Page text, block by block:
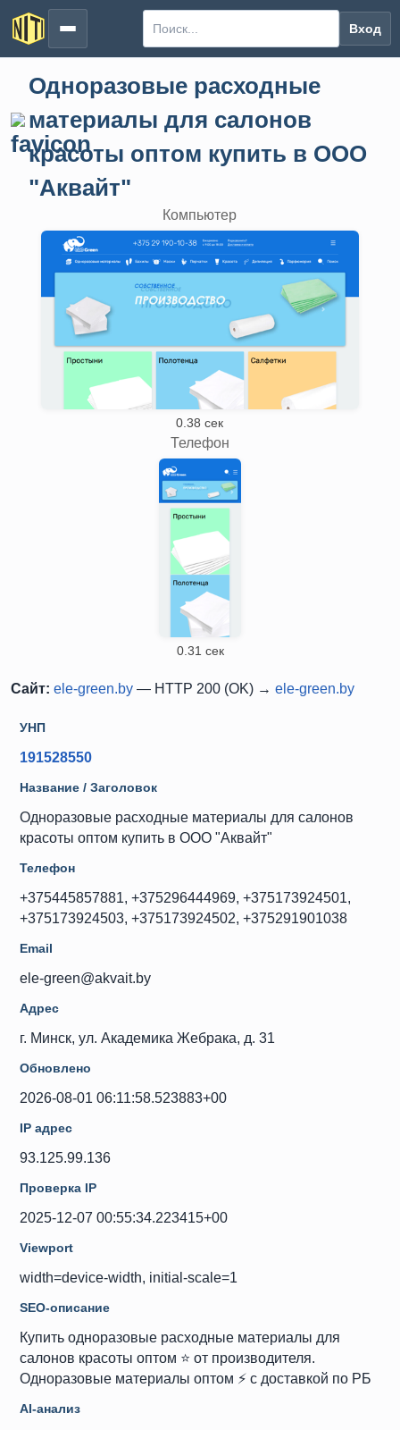
Вход
Одноразовые расходные
материалы для салонов
красоты оптом купить в ООО
"Аквайт"
Компьютер
0.38 сек
Телефон
0.31 сек
Сайт: ele-green.by — HTTP 200 (OK) → ele-green.by
УНП
191528550
Название / Заголовок
Одноразовые расходные материалы для салонов
красоты оптом купить в ООО "Аквайт"
Телефон
+375445857881, +375296444969, +375173924501,
+375173924503, +375173924502, +375291901038
Email
ele-green@akvait.by
Адрес
г. Минск, ул. Академика Жебрака, д. 31
Обновлено
2026-08-01 06:11:58.523883+00
IP адрес
93.125.99.136
Проверка IP
2025-12-07 00:55:34.223415+00
Viewport
width=device-width, initial-scale=1
SEO-описание
Купить одноразовые расходные материалы для
салонов красоты оптом ⭐ от производителя.
Одноразовые материалы оптом ⚡ с доставкой по РБ
AI-анализ